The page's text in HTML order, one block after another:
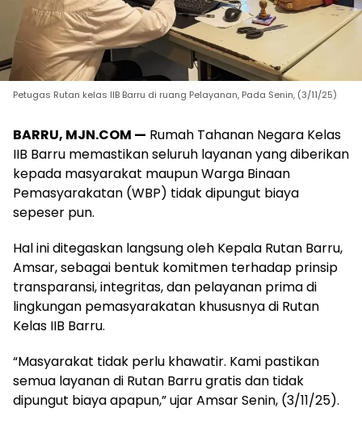
Petugas Rutan kelas IIB Barru di ruang Pelayanan, Pada Senin, (3/11/25)
BARRU, MJN.COM — Rumah Tahanan Negara Kelas
IIB Barru memastikan seluruh layanan yang diberikan
kepada masyarakat maupun Warga Binaan
Pemasyarakatan (WBP) tidak dipungut biaya
sepeser pun.
Hal ini ditegaskan langsung oleh Kepala Rutan Barru,
Amsar, sebagai bentuk komitmen terhadap prinsip
transparansi, integritas, dan pelayanan prima di
lingkungan pemasyarakatan khususnya di Rutan
Kelas IIB Barru.
“Masyarakat tidak perlu khawatir. Kami pastikan
semua layanan di Rutan Barru gratis dan tidak
dipungut biaya apapun,” ujar Amsar Senin, (3/11/25).